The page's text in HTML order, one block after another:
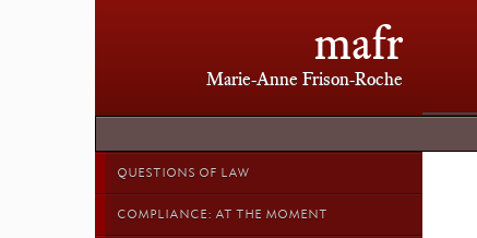
mafr
Marie-Anne Frison-Roche
QUESTIONS OF LAW
COMPLIANCE: AT THE MOMENT